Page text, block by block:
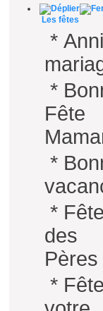
Les fêtes
*
*
Fête
*
* Fête
des
Pères
*